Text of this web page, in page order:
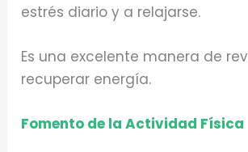
estrés diario y a relajarse.
Es una excelente manera de
recuperar energía.
Fomento de la Actividad Física